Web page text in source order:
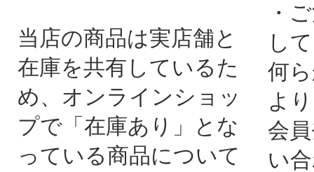
当店の商品は実店舗と
在庫を共有しているた
め、オンラインショッ
プで「在庫あり」とな
っている商品について
・
し
何
よ
会
い